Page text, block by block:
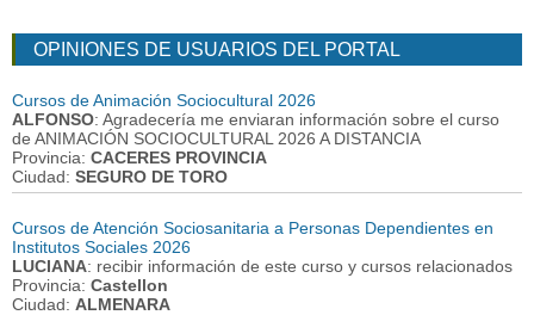
OPINIONES DE USUARIOS DEL PORTAL
Cursos de Animación Sociocultural 2026
ALFONSO: Agradecería me enviaran información sobre el curso
de ANIMACIÓN SOCIOCULTURAL 2026 A DISTANCIA
Provincia: CACERES PROVINCIA
Ciudad: SEGURO DE TORO
Cursos de Atención Sociosanitaria a Personas Dependientes en
Institutos Sociales 2026
LUCIANA: recibir información de este curso y cursos relacionados
Provincia: Castellon
Ciudad: ALMENARA